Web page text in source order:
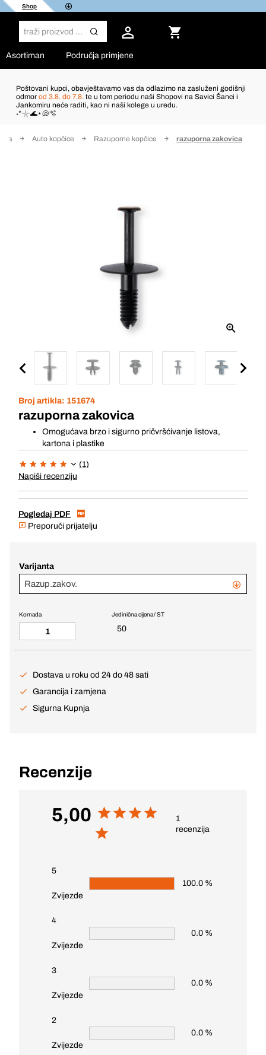
Shop
Asortiman Područja primjene
Poštovani kupci, obavještavamo vas da odlazimo na zasluženi godišnji
odmor od 3.8. do 7.8. te u tom periodu naši Shopovi na Savici Šanci i
Jankomiru neće raditi, kao ni naši kolege u uredu.
˖°𓇼🌊⋆🐚🫧
Auto kopčice Razuporne kopčice razuporna zakovica
Broj artikla: 151674
razuporna zakovica
Omogućava brzo i sigurno pričvršćivanje listova,
kartona i plastike
(1)
Napiši recenziju
Pogledaj PDF
Preporuči prijatelju
Varijanta
Razup.zakov.
Jedinična cijena / ST
50
Komada
Dostava u roku od 24 do 48 sati
Garancija i zamjena
Sigurna Kupnja
Recenzije
5,00
1
recenzija
5
Zvijezde
100.0 %
4
Zvijezde
0.0 %
3
Zvijezde
0.0 %
2
Zvijezde
0.0 %